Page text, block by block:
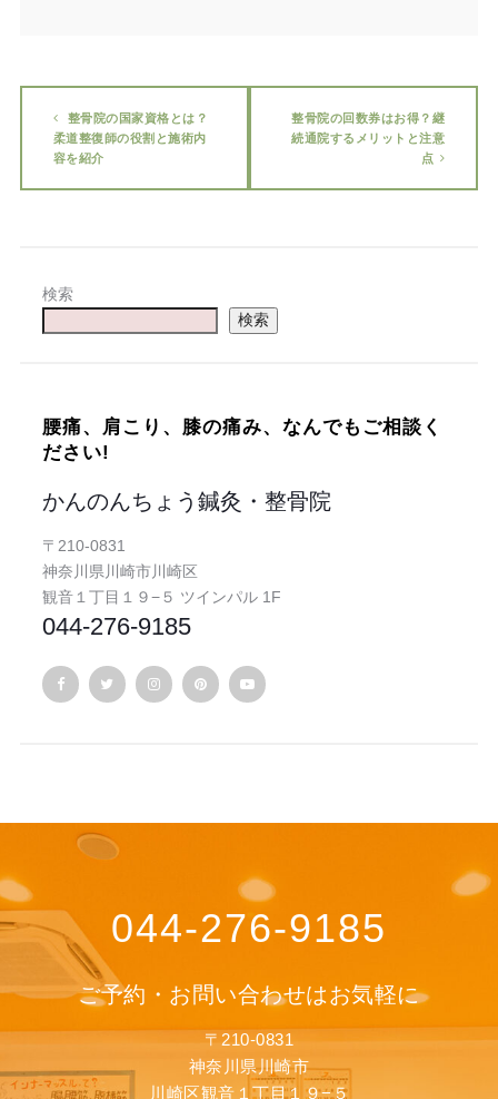
整骨院の国家資格とは？
柔道整復師の役割と施術内
容を紹介
整骨院の回数券はお得？継
続通院するメリットと注意
点
検索
検索
腰痛、肩こり、膝の痛み、なんでもご相談く
ださい!
かんのんちょう鍼灸・整骨院
〒210-0831
神奈川県川崎市川崎区
観音１丁目１９−５ ツインパル 1F
044-276-9185
044-276-9185
ご予約・お問い合わせはお気軽に
〒210-0831
神奈川県川崎市
川崎区観音１丁目１９−５